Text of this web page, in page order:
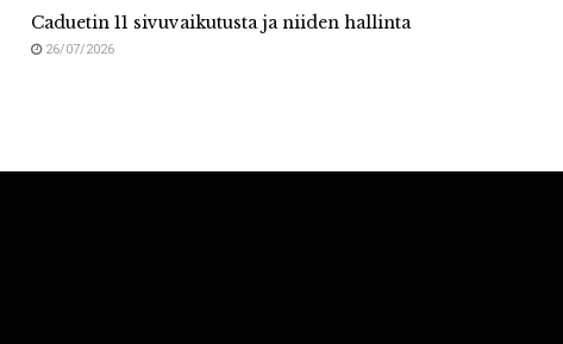
Caduetin 11 sivuvaikutusta ja niiden hallinta
26/07/2026